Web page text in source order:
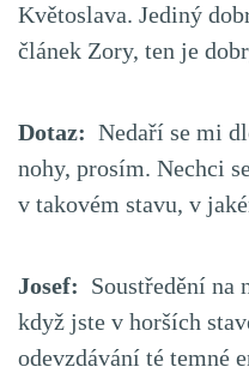
Květoslava. Jediný
článek Zory, ten je
Dotaz: Nedaří se mi
nohy, prosím. Nechci
v takovém stavu, v
Josef: Soustředění na
když jste v horších
odevzdávání té temné